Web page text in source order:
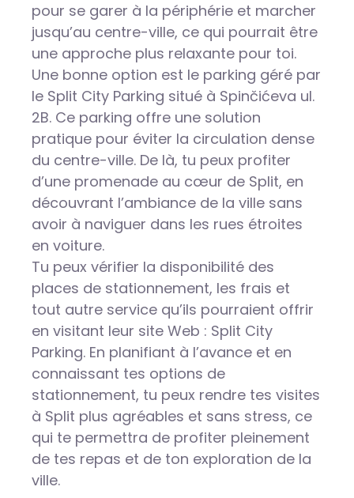
pour se garer à la périphérie et marcher
jusqu’au centre-ville, ce qui pourrait être
une approche plus relaxante pour toi.
Une bonne option est le parking géré par
le Split City Parking situé à Spinčićeva ul.
2B. Ce parking offre une solution
pratique pour éviter la circulation dense
du centre-ville. De là, tu peux profiter
d’une promenade au cœur de Split, en
découvrant l’ambiance de la ville sans
avoir à naviguer dans les rues étroites
en voiture.
Tu peux vérifier la disponibilité des
places de stationnement, les frais et
tout autre service qu’ils pourraient offrir
en visitant leur site Web : Split City
Parking. En planifiant à l’avance et en
connaissant tes options de
stationnement, tu peux rendre tes visites
à Split plus agréables et sans stress, ce
qui te permettra de profiter pleinement
de tes repas et de ton exploration de la
ville.